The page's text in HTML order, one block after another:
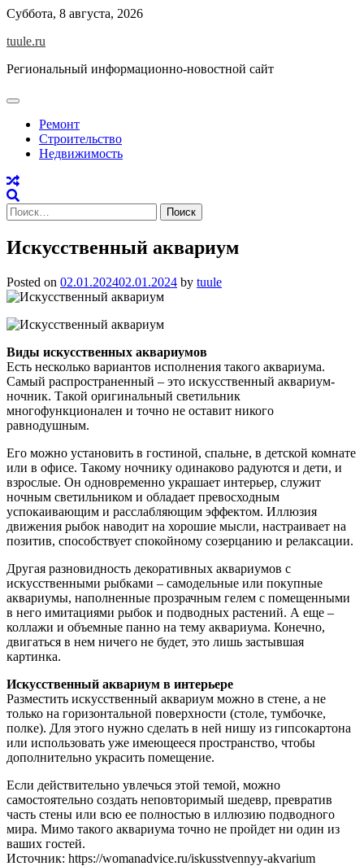
Skip
content
Суббота, 8 августа, 2026
tuule.ru
Региональный информационно-новостной сайт
Ремонт
Строительство
Недвижимость
Найти:
Искусственный аквариум
Posted on 02.01.202402.01.2024 by tuule
Виды искусственных аквариумов
Есть несколько вариантов исполнения такого аквариума.
Самый распространенный – это искусственный аквариум-
ночник. Такой оригинальный светильник
многофункционален и точно не оставит никого
равнодушным.
Его можно установить в гостиной, спальне, в детской комнате
или в офисе. Такому ночнику одинаково радуются и дети, и
взрослые. Он одновременно украшает интерьер, служит
ночным светильником и обладает превосходным
успокаивающим и расслабляющим эффектом. Иллюзия
движения рыбок наводит на хорошие мысли, настраивает на
позитив, способствует спокойному созерцанию и релаксации.
Другая разновидность декоративных аквариумов с
искусственными рыбками – самодельные или покупные
аквариумы, наполненные прозрачным гелем с помещенными
в него имитациями рыбок и подводных растений. А еще –
коллажи и объемные панно на тему аквариума. Конечно,
двигаться в нем ничего не будет, это лишь застывшая
картинка.
Искусственный аквариум в интерьере
Разместить искусственный аквариум можно в стене, а не
только на горизонтальной поверхности (столе, тумбочке,
полке). Для этого нужно сделать в ней нишу из гипсокартона
или использовать уже имеющееся пространство, чтобы
дополнительно украсить помещение.
Если действительно увлечься этой темой, можно
самостоятельно создать неповторимый шедевр, превратив
часть стены или всю ее полностью в иллюзию подводного
мира. Мимо такого аквариума точно не пройдет ни один из
ваших гостей.
Источник: https://womanadvice.ru/iskusstvennyy-akvarium